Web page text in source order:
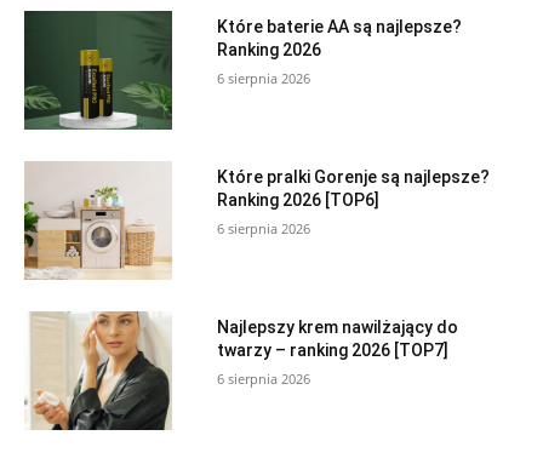
Które baterie AA są najlepsze?
Ranking 2026
6 sierpnia 2026
Które pralki Gorenje są najlepsze?
Ranking 2026 [TOP6]
6 sierpnia 2026
Najlepszy krem nawilżający do
twarzy – ranking 2026 [TOP7]
6 sierpnia 2026